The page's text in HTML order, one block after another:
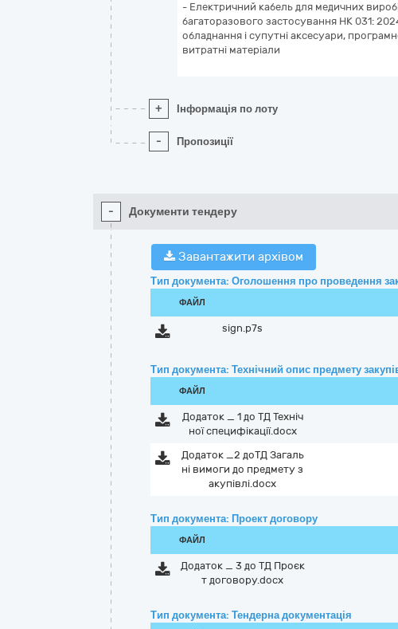
- Електричний кабель для медичних
багаторазового застосування НК 031:
обладнання і супутні аксесуари,
витратні матеріали
+ Інформація по лоту
- Пропозиції
- Документи тендеру
Завантажити архівом
Тип документа: Оголошення про проведення
ФАЙЛ
sign.p7s
Тип документа: Технічний опис предмету
ФАЙЛ
Додаток _ 1 до ТД Техніч
ної специфікації.docx
Додаток _2 доТД Загаль
ні вимоги до предмету з
акупівлі.docx
Тип документа: Проект договору
ФАЙЛ
Додаток _ 3 до ТД Проєк
т договору.docx
Тип документа: Тендерна документація